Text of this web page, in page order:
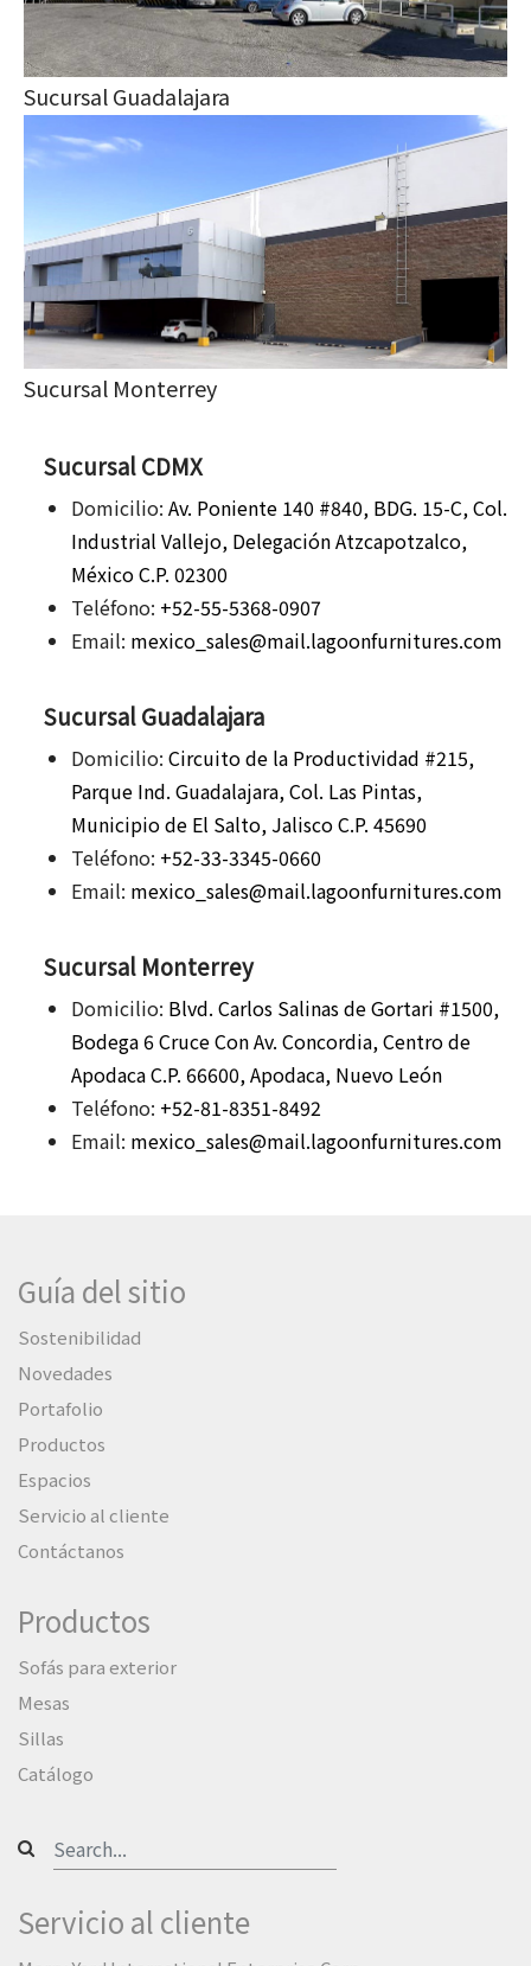
Sucursal Guadalajara
Sucursal Monterrey
Sucursal CDMX
Domicilio: Av. Poniente 140 #840, BDG. 15-C, Col.
Industrial Vallejo, Delegación Atzcapotzalco,
México C.P. 02300
Teléfono: +52-55-5368-0907
Email: mexico_sales@mail.lagoonfurnitures.com
Sucursal Guadalajara
Domicilio: Circuito de la Productividad #215,
Parque Ind. Guadalajara, Col. Las Pintas,
Municipio de El Salto, Jalisco C.P. 45690
Teléfono: +52-33-3345-0660
Email: mexico_sales@mail.lagoonfurnitures.com
Sucursal Monterrey
Domicilio: Blvd. Carlos Salinas de Gortari #1500,
Bodega 6 Cruce Con Av. Concordia, Centro de
Apodaca C.P. 66600, Apodaca, Nuevo León
Teléfono: +52-81-8351-8492
Email: mexico_sales@mail.lagoonfurnitures.com
Guía del sitio
Sostenibilidad
Novedades
Portafolio
Productos
Espacios
Servicio al cliente
Contáctanos
Productos
Sofás para exterior
Mesas
Sillas
Catálogo
Servicio al cliente